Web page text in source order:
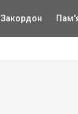
Закордон